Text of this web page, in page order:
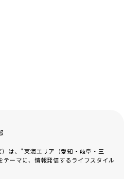
は、”東海エリア（愛知・岐阜・三
テーマに、情報発信するライフスタイル